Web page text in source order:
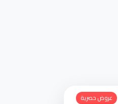
عروض حصرية